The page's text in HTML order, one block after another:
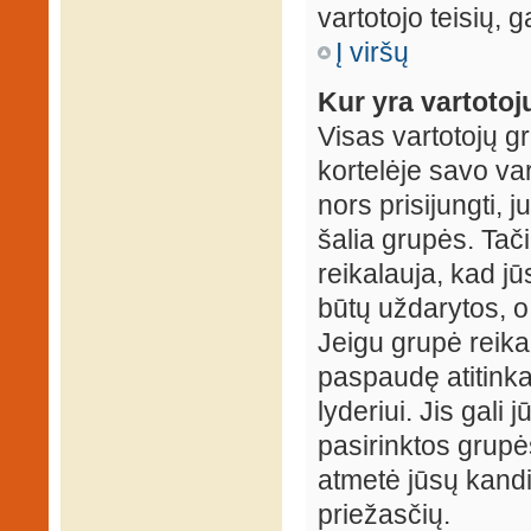
vartotojo teisių,
Į viršų
Kur yra
Visas vartotojų
kortelėje savo
nors prisijungti,
šalia grupės.
reikalauja, kad
būtų uždarytos,
Jeigu grupė
paspaudę
lyderiui. Jis gali
pasirinktos
atmetė jūsų
priežasčių.